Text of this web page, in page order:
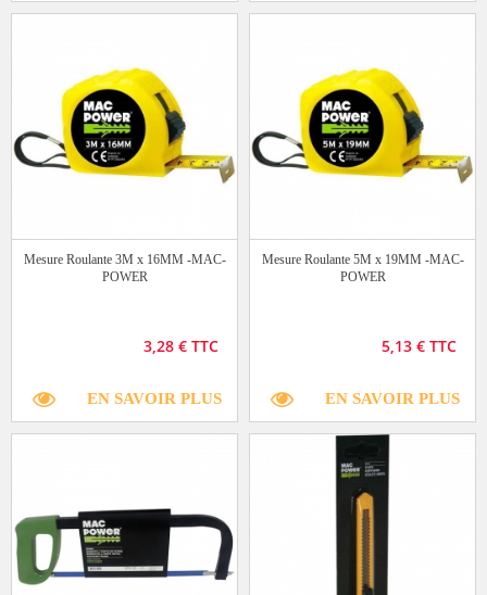
Mesure Roulante 3M x 16MM -MAC-
POWER
3,28 € TTC
EN SAVOIR PLUS
Mesure Roulante 5M x 19MM -MAC-
POWER
5,13 € TTC
EN SAVOIR PLUS